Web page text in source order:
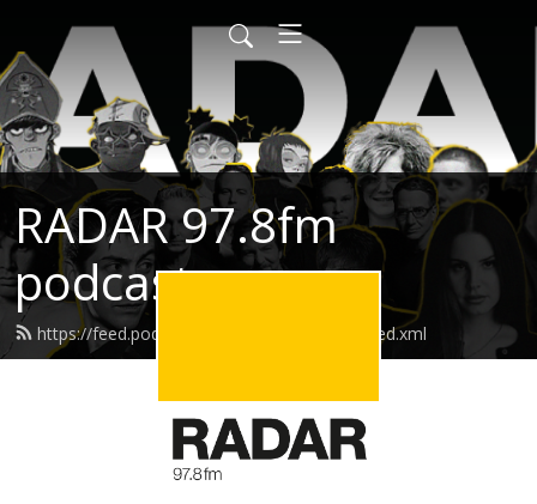
RADAR 97.8fm
podcasts
https://feed.podbean.com/radarpodcasts/feed.xml